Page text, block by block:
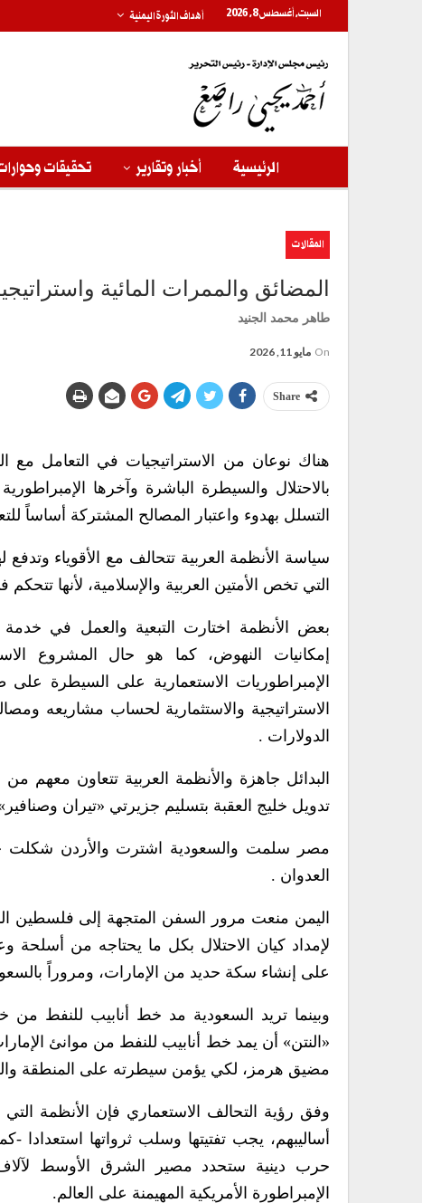
السبت, أغسطس 8, 2026 أهداف الثورة اليمنية
الرئيسية أخبار وتقارير تحقيقات
المقالات
المضائق والممرات المائية
طاهر محمد الجنيد
On مايو 11, 2026
Share
هناك نوعان من الاستراتيجيات في التعامل مع
بالاحتلال والسيطرة الباشرة وآخرها
التسلل بهدوء واعتبار المصالح المشتركة أساساً
سياسة الأنظمة العربية تتحالف مع الأقوياء
التي تخص الأمتين العربية والإسلامية، لأنها
بعض الأنظمة اختارت التبعية والعمل في خدمة
إمكانيات النهوض، كما هو حال المشروع
الإمبراطوريات الاستعمارية على السيطرة
الاستراتيجية والاستثمارية لحساب مشاريعه
الدولارات .
البدائل جاهزة والأنظمة العربية تتعاون معهم
تدويل خليج العقبة بتسليم جزيرتي «تيران
مصر سلمت والسعودية اشترت والأردن شكلت
العدوان .
اليمن منعت مرور السفن المتجهة إلى فلسطين
لإمداد كيان الاحتلال بكل ما يحتاجه من أسلحة
على إنشاء سكة حديد من الإمارات، ومروراً
وبينما تريد السعودية مد خط أنابيب للنفط من
«النتن» أن يمد خط أنابيب للنفط من موانئ
مضيق هرمز، لكي يؤمن سيطرته على المنطقة
وفق رؤية التحالف الاستعماري فإن الأنظمة التي
أساليبهم، يجب تفتيتها وسلب ثرواتها
حرب دينية ستحدد مصير الشرق الأوسط
الإمبراطورة الأمريكية المهيمنة على العالم.